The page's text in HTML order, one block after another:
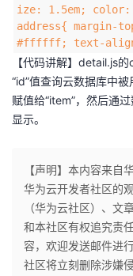
ize: 1.5em;
address{ margin-
#ffffff; text-
【代码讲解】detail.js
“id”值查询云数据库中
赋值给“item”，然后通
显示。
【声明】本内容来自
华为云开发者社区的
（华为云社区）、文
和本社区有权追究责
容，欢迎发送邮件进
社区将立刻删除涉嫌